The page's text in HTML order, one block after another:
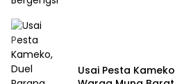
Usai Pesta